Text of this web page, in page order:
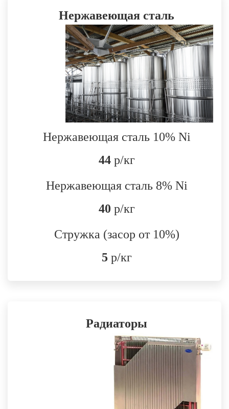
Нержавеющая сталь
Нержавеющая сталь 10% Ni
44 р/кг
Нержавеющая сталь 8% Ni
40 р/кг
Стружка (засор от 10%)
5 р/кг
Радиаторы